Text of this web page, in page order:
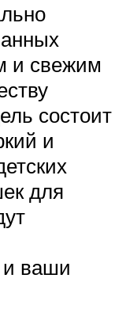
и свежим
состоит
и
для
и ваши